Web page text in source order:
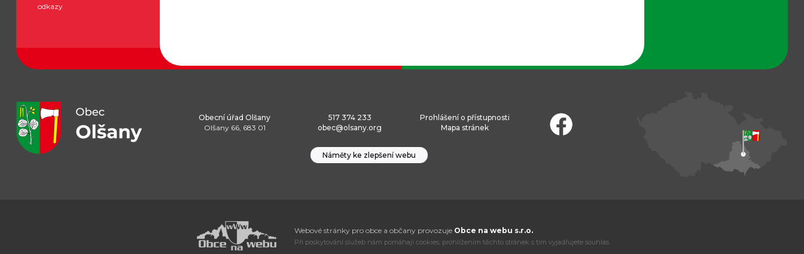
odkazy
Obecní úřad Olšany
Olšany 66, 683 01
517 374 233
obec@olsany.org
Prohlášení o přístupnosti
Mapa stránek
Náměty ke zlepšení webu
Webové stránky pro obce a občany provozuje Obce na webu s.r.o.
Při poskytování služeb nám pomáhají cookies, prohlížením těchto stránek s tím vyjadřujete souhlas.